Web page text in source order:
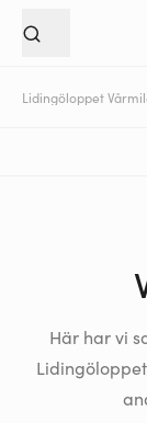
Lidingöloppet
Här har vi